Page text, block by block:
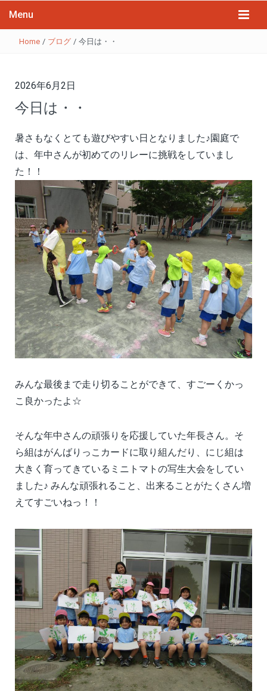
Menu
Home / ブログ / 今日は・・
2026年6月2日
今日は・・
暑さもなくとても遊びやすい日となりました♪園庭で
は、年中さんが初めてのリレーに挑戦をしていまし
た！！
みんな最後まで走り切ることができて、すごーくかっ
こ良かったよ☆
そんな年中さんの頑張りを応援していた年長さん。そ
ら組はがんばりっこカードに取り組んだり、にじ組は
大きく育ってきているミニトマトの写生大会をしてい
ました♪ みんな頑張れること、出来ることがたくさん増
えてすごいねっ！！